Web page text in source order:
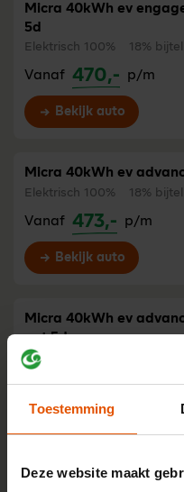
Toestemming
Deze website maakt
Micra 40kWh ev
5d
Elektrisch 100% 18%
Vanaf 470,- p/m
Bekijk auto
Micra 40kWh ev
Elektrisch 100% 18%
Vanaf 473,- p/m
Bekijk auto
Micra 40kWh ev
aut 5d
Elektrisch 100%
Vanaf 490,- p/m
Micra 52kWh ev